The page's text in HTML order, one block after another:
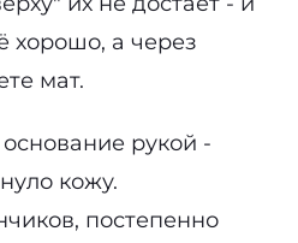
хорошо, а через
мат.
рукой -
кожу.
постепенно